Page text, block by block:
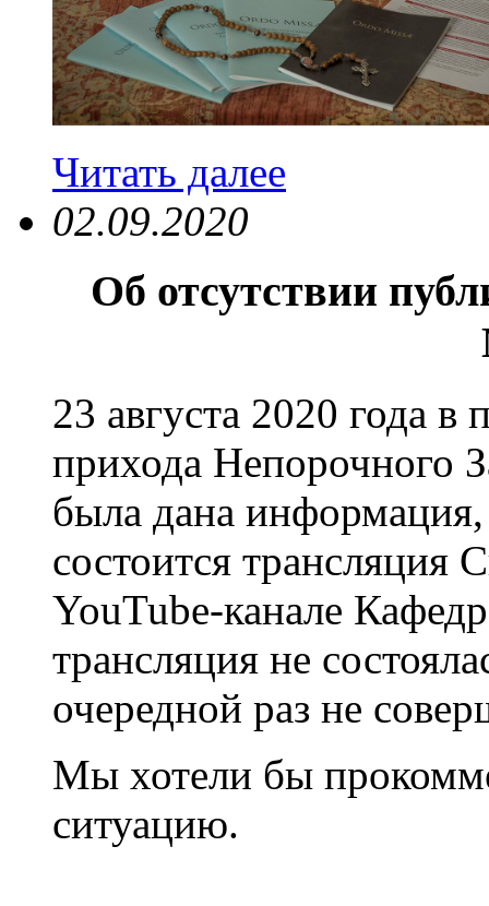
Читать далее
02.09.2020
Об отсутствии
23 августа 2020 года в
прихода Непорочного
была дана информация,
состоится трансляция
YouTube-канале
трансляция не
очередной раз не
Мы хотели бы
ситуацию.